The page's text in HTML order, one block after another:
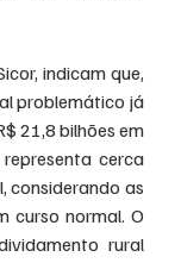
indicam que,
problemático já
21,8 bilhões em
cerca
considerando as
curso normal. O
rural